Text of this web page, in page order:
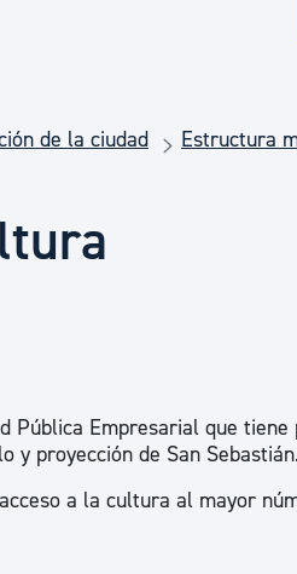
consumo
asociacionismo
de la ciudad Estructura
Pública Empresarial que
y proyección de San
a la cultura al mayor